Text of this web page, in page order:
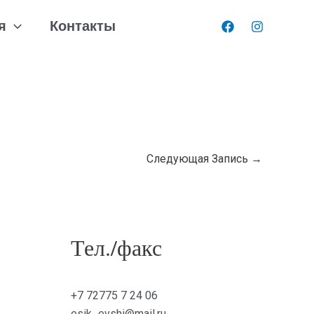
Контакты
Следующая Запись →
Тел./факс
+7 72775 7 24 06